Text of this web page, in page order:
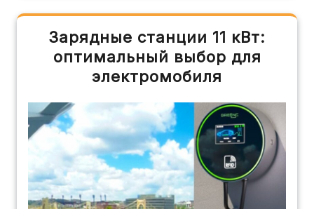
Зарядные станции 11 кВт:
оптимальный выбор для
электромобиля